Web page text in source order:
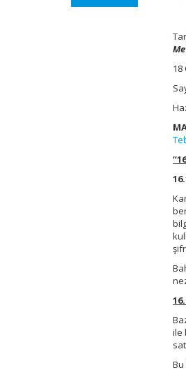
18
ile